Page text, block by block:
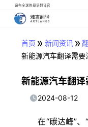
遍布全球的母语翻译官
首页 » 新闻资讯»
新能源汽车翻译需要
新能源汽车翻译
2024-08-12
在“碳达峰”、“